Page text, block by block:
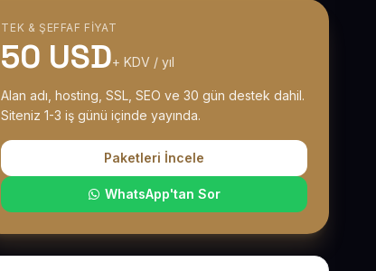
TEK & ŞEFFAF FIYAT
50 USD+ KDV / yıl
Alan adı, hosting, SSL, SEO ve 30 gün destek dahil.
Siteniz 1-3 iş günü içinde yayında.
Paketleri İncele
WhatsApp'tan Sor